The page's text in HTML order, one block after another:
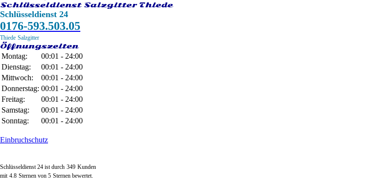
Schlüsseldienst Salzgitter Thiede
Schlüsseldienst 24
0176-593.503.05
Thiede Salzgitter
Öffnungszeiten
Montag:
00:01 - 24:00
Dienstag:
00:01 - 24:00
Mittwoch:
00:01 - 24:00
Donnerstag: 00:01 - 24:00
Freitag:
00:01 - 24:00
Samstag:
00:01 - 24:00
Sonntag:
00:01 - 24:00
Einbruchschutz
Schlüsseldienst 24 ist durch 349 Kunden
mit 4.8 Sternen von 5 Sternen bewertet.